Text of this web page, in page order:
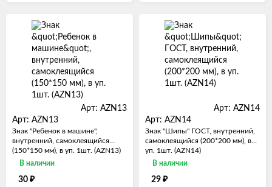
Арт: AZN13
Арт: AZN13
Знак "Ребенок в машине",
внутренний, самоклеящийся
(150*150 мм), в уп. 1шт. (AZN13)
В наличии
30 ₽
Арт: AZN14
Арт: AZN14
Знак "Шипы" ГОСТ, внутренний,
самоклеящийся (200*200 мм), в
уп. 1шт. (AZN14)
В наличии
29 ₽